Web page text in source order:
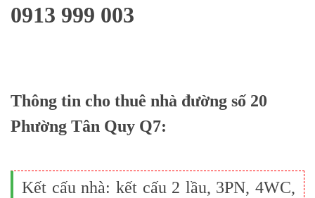
0913 999 003
Thông tin cho thuê nhà đường số 20
Phường Tân Quy Q7:
Kết cấu nhà: kết cấu 2 lầu, 3PN, 4WC,